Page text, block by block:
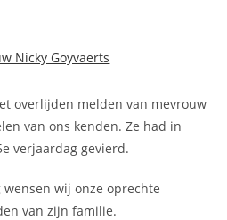
Nicky Goyvaerts
overlijden melden van mevrouw
van ons kenden. Ze had in
verjaardag gevierd.
wij onze oprechte
van zijn familie.